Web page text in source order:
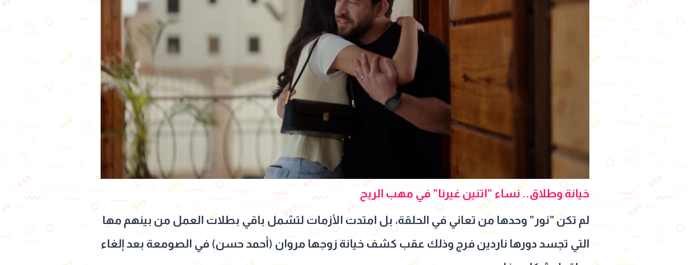
خيانة وطلاق.. نساء "اتنين غيرنا" في مهب الريح
لم تكن "نور" وحدها من تعاني في الحلقة، بل امتدت الأزمات لتشمل باقي بطلات العمل من بينهم مها
التي تجسد دورها ناردين فرج وذلك عقب كشف خيانة زوجها مروان (أحمد حسن) في الصومعة بعد إلغاء